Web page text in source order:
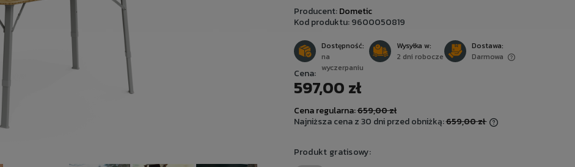
Producent:Dometic
Kod produktu: 9600050819
Dostępność:
na
wyczerpaniu
Wysyłka w:
2 dni robocze
Dostawa:
Darmowa
Cena nie zawiera ewentualnych kosztów
płatności
Cena:
597,00 zł
Cena regularna:659,00 zł
Najniższa cena z 30 dni przed obniżką:659,00 zł
Jeżeli produkt jest sprzedawany krócej
niż 30 dni, wyświetlana jest najniższa
Produkt gratisowy: